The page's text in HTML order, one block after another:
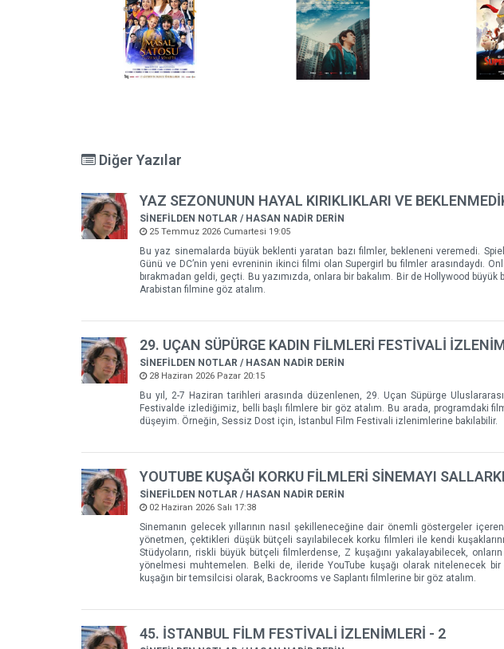
Diğer Yazılar
YAZ SEZONUNUN HAYAL KIRIKLIKLARI VE
SİNEFİLDEN NOTLAR / HASAN NADİR DERİN
25 Temmuz 2026 Cumartesi 19:05
Bu yaz sinemalarda büyük beklenti yaratan bazı filmler, bekleneni veremedi.
Günü ve DC’nin yeni evreninin ikinci filmi olan Supergirl bu filmler arasındaydı.
bırakmadan geldi, geçti. Bu yazımızda, onlara bir bakalım. Bir de Hollywood
Arabistan filmine göz atalım.
29. UÇAN SÜPÜRGE KADIN FİLMLERİ FESTİVALİ
SİNEFİLDEN NOTLAR / HASAN NADİR DERİN
28 Haziran 2026 Pazar 20:15
Bu yıl, 2-7 Haziran tarihleri arasında düzenlenen, 29. Uçan Süpürge
Festivalde izlediğimiz, belli başlı filmlere bir göz atalım. Bu arada, programdaki
düşeyim. Örneğin, Sessiz Dost için, İstanbul Film Festivali izlenimlerine bakılabilir.
YOUTUBE KUŞAĞI KORKU FİLMLERİ SİNEMAYI
SİNEFİLDEN NOTLAR / HASAN NADİR DERİN
02 Haziran 2026 Salı 17:38
Sinemanın gelecek yıllarının nasıl şekilleneceğine dair önemli göstergeler
yönetmen, çektikleri düşük bütçeli sayılabilecek korku filmleri ile kendi
Stüdyoların, riskli büyük bütçeli filmlerdense, Z kuşağını yakalayabilecek,
yönelmesi muhtemelen. Belki de, ileride YouTube kuşağı olarak nitelenecek
kuşağın bir temsilcisi olarak, Backrooms ve Saplantı filmlerine bir göz atalım.
45. İSTANBUL FİLM FESTİVALİ İZLENİMLERİ - 2